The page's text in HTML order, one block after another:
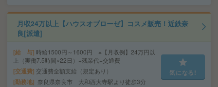
月収24万以上【ハウスオブローゼ】コスメ販売！近鉄奈
良[派遣]
給 与 時給1500円～1600円 ※【月収例】24万円以
上（実働7.5時間×22日）+残業代+交通費
交通費 交通費全額支給（規定あり）
勤務地 奈良県奈良市 大和西大寺駅より徒歩3分
気になる!